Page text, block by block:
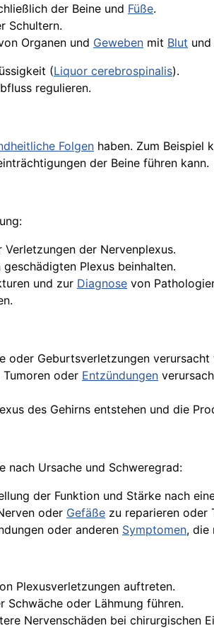
der Beine und Füße.
Schultern.
Organen und Geweben mit Blut
(Liquor cerebrospinalis).
regulieren.
Folgen haben. Zum Beispiel
der Beine führen kann.
der Nervenplexus.
Plexus beinhalten.
und zur Diagnose von
oder Geburtsverletzungen
oder Entzündungen
des Gehirns entstehen und die
nach Ursache und Schweregrad:
der Funktion und Stärke nach
oder Gefäße zu reparieren oder
oder anderen Symptomen, die
Plexusverletzungen auftreten.
Schwäche oder Lähmung führen.
Nervenschäden bei chirurgischen